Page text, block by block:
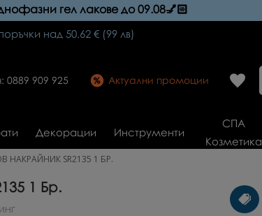
гел лакове до 09.08💅🏻
над 50.62 € (99 лв)
0889 909 925 Актуални промоции
Декорации Инструменти
СПА
Козметика
НАКРАЙНИК SR2135 1 БР.
1 Бр.